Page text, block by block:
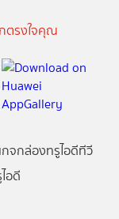
ตรงใจคุณ
จกล่องทรูไอดีทีวี
อดี